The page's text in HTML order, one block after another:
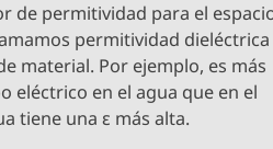
de permitividad para el
permitividad dieléctrica
material. Por ejemplo, es más
eléctrico en el agua que en el
tiene una ε más alta.